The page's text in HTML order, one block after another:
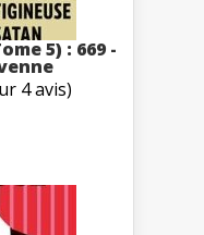
5) : 669 -
4 avis)